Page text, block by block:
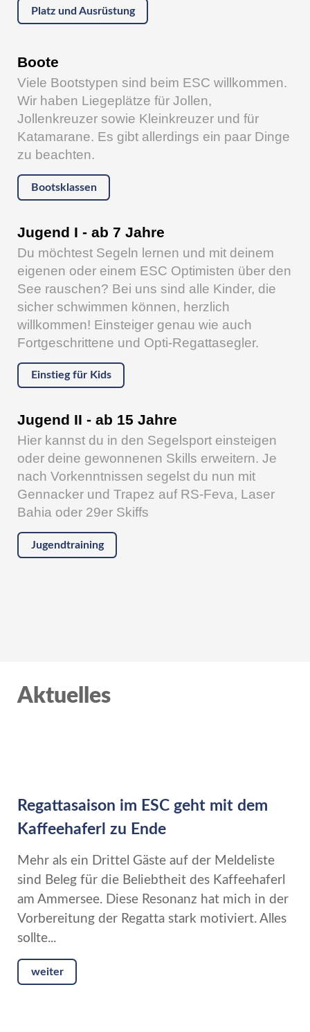
Platz und Ausrüstung
Boote
Viele Bootstypen sind beim ESC willkommen.
Wir haben Liegeplätze für Jollen,
Jollenkreuzer sowie Kleinkreuzer und für
Katamarane. Es gibt allerdings ein paar Dinge
zu beachten.
Bootsklassen
Jugend I - ab 7 Jahre
Du möchtest Segeln lernen und mit deinem
eigenen oder einem ESC Optimisten über den
See rauschen? Bei uns sind alle Kinder, die
sicher schwimmen können, herzlich
willkommen! Einsteiger genau wie auch
Fortgeschrittene und Opti-Regattasegler.
Einstieg für Kids
Jugend II - ab 15 Jahre
Hier kannst du in den Segelsport einsteigen
oder deine gewonnenen Skills erweitern. Je
nach Vorkenntnissen segelst du nun mit
Gennacker und Trapez auf RS-Feva, Laser
Bahia oder 29er Skiffs
Jugendtraining
Aktuelles
Regattasaison im ESC geht mit dem
Kaffeehaferl zu Ende
Mehr als ein Drittel Gäste auf der Meldeliste
sind Beleg für die Beliebtheit des Kaffeehaferl
am Ammersee. Diese Resonanz hat mich in der
Vorbereitung der Regatta stark motiviert. Alles
sollte...
weiter